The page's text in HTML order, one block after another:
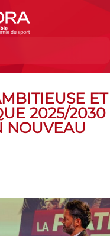
2025/2030 pour
ET
2025/2030
NOUVEAU